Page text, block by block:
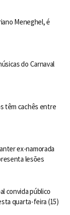
Meneghel, é
do Carnaval
têm cachês entre
ex-namorada
lesões
convida público
quarta-feira (15)